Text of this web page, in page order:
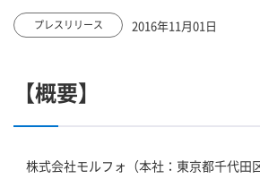
プレスリリース 2016年11月01日
【概要】
株式会社モルフォ（本社：東京都千代田